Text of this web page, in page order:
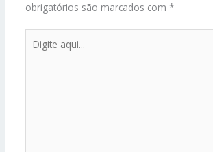
obrigatórios são marcados com *
aqui...